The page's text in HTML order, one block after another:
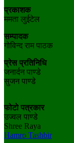
प्रकाशक
ममता लुईटेल
सम्पादक
गोविन्द राम पाठक
प्रेस प्रतिनिधि
जनार्दन पाण्डे
सुजन पाण्डे
फोटो पत्रकार
उज्वल पाण्डे
Shree Raya
Hamro Tashbir